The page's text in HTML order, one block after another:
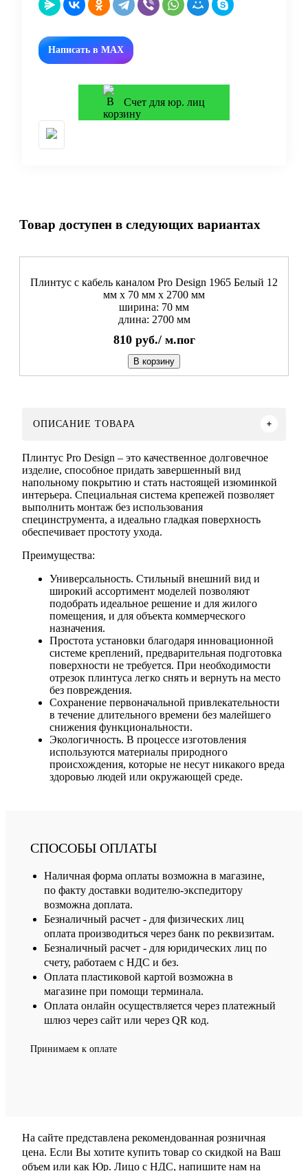
Написать в MAX
Счет для юр. лиц
Товар доступен в следующих вариантах
Плинтус с кабель каналом Pro Design 1965 Белый 12
мм x 70 мм х 2700 мм
ширина: 70 мм
длина: 2700 мм
810 руб./ м.пог
В корзину
ОПИСАНИЕ ТОВАРА
Плинтус Pro Design – это качественное долговечное
изделие, способное придать завершенный вид
напольному покрытию и стать настоящей изюминкой
интерьера. Специальная система крепежей позволяет
выполнить монтаж без использования
специнструмента, а идеально гладкая поверхность
обеспечивает простоту ухода.
Преимущества:
Универсальность. Стильный внешний вид и
широкий ассортимент моделей позволяют
подобрать идеальное решение и для жилого
помещения, и для объекта коммерческого
назначения.
Простота установки благодаря инновационной
системе креплений, предварительная подготовка
поверхности не требуется. При необходимости
отрезок плинтуса легко снять и вернуть на место
без повреждения.
Сохранение первоначальной привлекательности
в течение длительного времени без малейшего
снижения функциональности.
Экологичность. В процессе изготовления
используются материалы природного
происхождения, которые не несут никакого вреда
здоровью людей или окружающей среде.
СПОСОБЫ ОПЛАТЫ
Наличная форма оплаты возможна в магазине,
по факту доставки водителю-экспедитору
возможна доплата.
Безналичный расчет - для физических лиц
оплата производиться через банк по реквизитам.
Безналичный расчет - для юридических лиц по
счету, работаем с НДС и без.
Оплата пластиковой картой возможна в
магазине при помощи терминала.
Оплата онлайн осуществляется через платежный
шлюз через сайт или через QR код.
Принимаем к оплате
На сайте представлена рекомендованная розничная
цена. Если Вы хотите купить товар со скидкой на Ваш
объем или как Юр. Лицо с НДС, напишите нам на